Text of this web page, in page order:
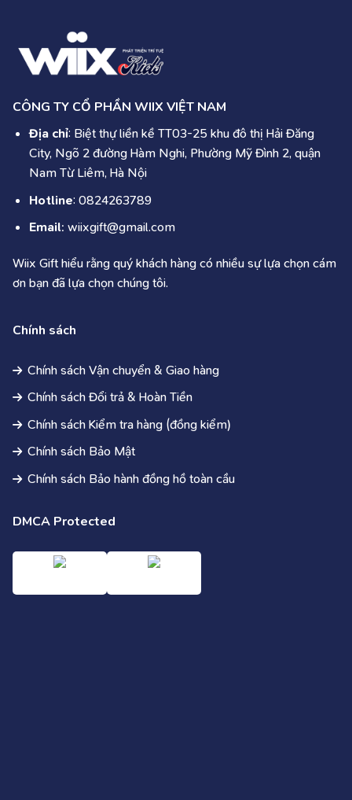
CÔNG TY CỔ PHẦN WIIX VIỆT NAM
Địa chỉ: Biệt thự liền kề TT03-25 khu đô thị Hải Đăng
City, Ngõ 2 đường Hàm Nghi, Phường Mỹ Đình 2, quận
Nam Từ Liêm, Hà Nội
Hotline: 0824263789
Email: wiixgift@gmail.com
Wiix Gift hiểu rằng quý khách hàng có nhiều sự lựa chọn cám
ơn bạn đã lựa chọn chúng tôi.
Chính sách
Chính sách Vận chuyển & Giao hàng
Chính sách Đổi trả & Hoàn Tiền
Chính sách Kiểm tra hàng (đồng kiểm)
Chính sách Bảo Mật
Chính sách Bảo hành đồng hồ toàn cầu
DMCA Protected